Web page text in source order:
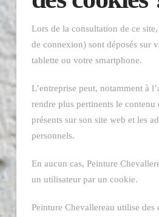
Lors de la consultation de ce
de connexion) sont déposés sur
tablette ou votre smartphone.
L’entreprise peut, notamment à
rendre plus pertinents le contenu
présents sur son site web et les
personnels.
En aucun cas, Peinture
un utilisateur par un cookie.
Peinture Chevallereau utilise des